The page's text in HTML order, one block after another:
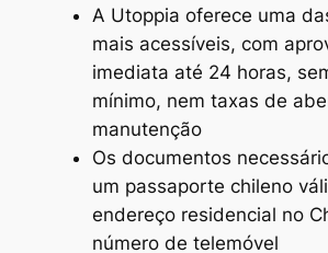
A Utoppia oferece uma
mais acessíveis, com
imediata até 24 horas,
mínimo, nem taxas de
manutenção
Os documentos
um passaporte chileno
endereço residencial no
número de telemóvel